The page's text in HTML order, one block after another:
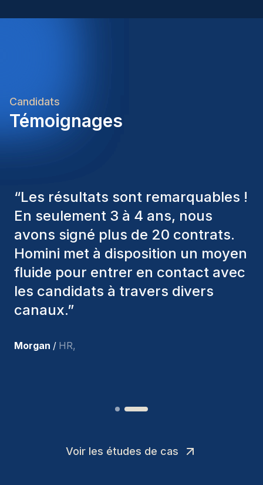
opportuniteit.
Candidats
Témoignages
“Les consultants Homini ont
toujours pris en considération
divers critères pour nous proposer
les bons candidats. Ceux que
nous avons recrutés sont toujours
parmi nous, et personnellement, je
suis très satisfait des nouvelles
Voir les études de cas